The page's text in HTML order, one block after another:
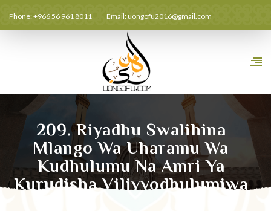
Phone: +966 56 961 8011 Email:uongofu2016@gmail.com
209. Riyadhu Swalihina
Mlango Wa Uharamu Wa
Kudhulumu Na Amri Ya
Kurudisha Vilivyodhulumiwa